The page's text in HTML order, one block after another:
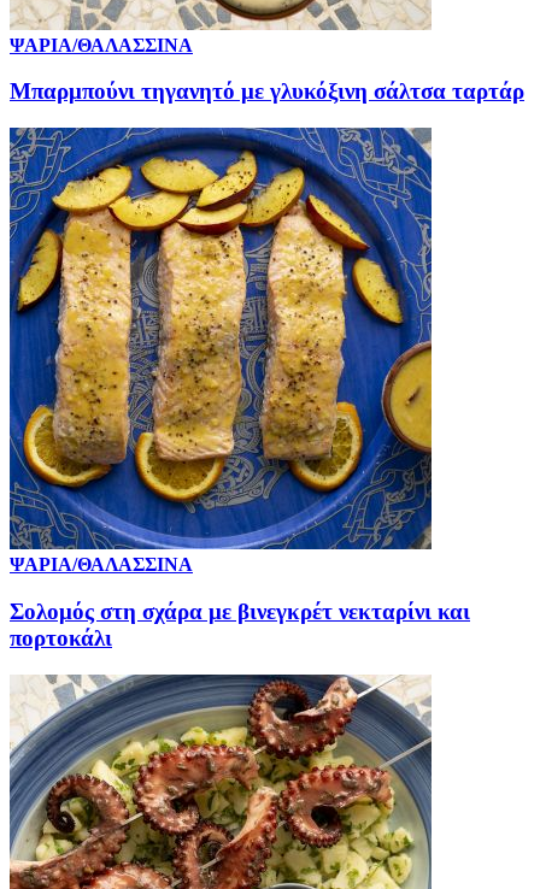
ΨΑΡΙΑ/ΘΑΛΑΣΣΙΝΑ
Μπαρμπούνι τηγανητό με γλυκόξινη σάλτσα ταρτάρ
ΨΑΡΙΑ/ΘΑΛΑΣΣΙΝΑ
Σολομός στη σχάρα με βινεγκρέτ νεκταρίνι και
πορτοκάλι